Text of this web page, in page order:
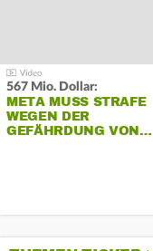
567 Mio. Dollar:
META MUSS STRAFE
WEGEN DER
GEFÄHRDUNG VON…